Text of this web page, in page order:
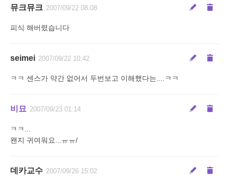
뮤크뮤크 2007/09/22 08:08
피식 해버렸습니다
seimei 2007/09/22 10:42
ㅋㅋ 센스가 약간 없어서 두번보고 이해했다는....ㅋㅋ
비묘 2007/09/23 01:14
ㅋㅋ...
왠지 귀여워요...ㅠㅠ/
데카교수 2007/09/26 15:02